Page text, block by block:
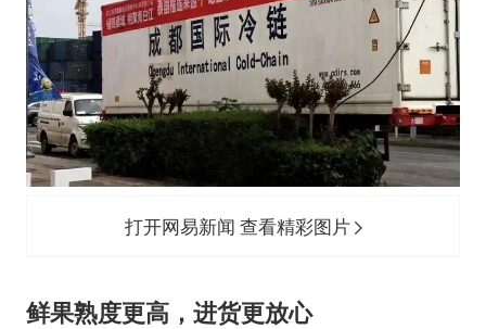
打开网易新闻 查看精彩图片
鲜果熟度更高，进货更放心